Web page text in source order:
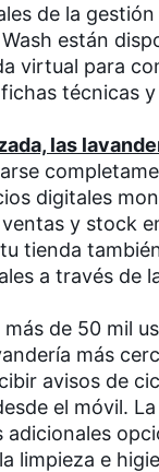
de la
están
virtual para
técnicas
las
digitales
y stock
tienda
a través de
de 50 mil
más
avisos de
el móvil.
adicionales
limpieza e